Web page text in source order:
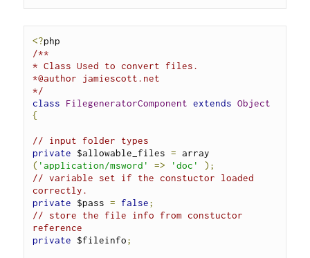
<?
/**
* Class Used to convert files.
*@author jamiescott.net
*/
class
FilegeneratorComponent extends Object
{
// input folder types
private $allowable_files =
( 'application/msword' => 'doc'
);
// variable set if the constuctor loaded
correctly.
private $pass = false;
// store the file info from constuctor
reference
private $fileinfo;